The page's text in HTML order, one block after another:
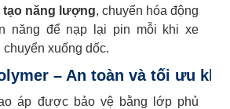
tạo năng lượng, chuyển hóa động
năng để nạp lại pin mỗi khi xe
xuống dốc.
– An toàn và tối ưu
áp được bảo vệ bằng lớp phủ